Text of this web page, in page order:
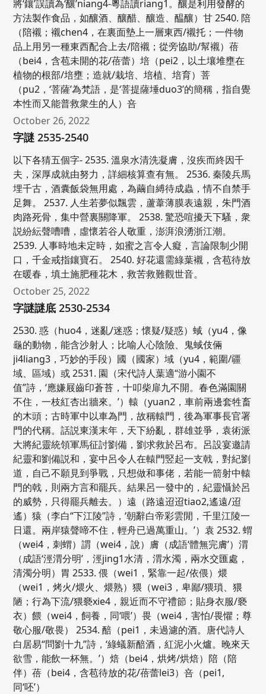
將‘鑲’誤讀為‘釀’niang4-粵語讀riang1。釀是利用發酵的
方法製作食品，如釀酒、釀醋、釀造、醖釀）甘 2540. 陪
（陪襯；襯chen4，在裏面墊上一層東西/襯托；一件物
品上用另一種東西配合上去/陪襯；從旁協助/幫襯）蓓
（bei4，含苞未開的花/蓓蕾）培（pei2，以土壤堆壅在
植物的根部/培壅；造就/栽培、培植、培育）菩
（pu2，‘菩薩’為梵語，是‘菩提薩埵duo3’的簡稱，指自覺
本性而又能普救衆生的人）咅
October 26, 2022
字謎 2535-2540
以下各猜五個字- 2535. 溫泉水清洗凝膚，沒疾而終因千
夫，深厚成就由努力，詳細核算查有無。 2536. 秦陵兵馬
埋千古，酒囊飯袋無用處，為繭自縛待成蟲，情不自禁手
足舞。 2537. 人生若夢似飄雲，蘆葦薄膜表遠親，朱門酒
肉路死骨，集中營裏關降軍。 2538. 驚恐喧擾天下騷，衆
説紛紜聲嘈嘈，虛懷若谷人敬重，澎湃浪湧浙江潮。
2539. 人事時地未定時，如蜜之言令人癡，言論限制少開
口，千金戒指鑲寶石。 2540. 好花還需綠葉襯，含苞待放
在暖春，填土施肥種花木，救苦救難觀世音。
October 25, 2022
字謎謎底 2530-2534
2530. 惑（huo4，迷亂/迷惑；懷疑/疑惑）蜮（yu4，像
龜的動物，能含沙射人；比喻人心陰險、鬼蜮伎倆
ji4liang3，巧妙的手段）國（國家）域（yu4，範圍/疆
域、區域）或 2531. 園（宋代詩人葉適“游小園不
值”詩，‘應嫌屐齒印蒼苔，十叩柴扉九不開。春色滿園關
不住，一枝紅杏出牆來。’）轅（yuan2，車前兩邊套牲畜
的木頭；古時軍中以車為門，故稱轅門，後為軍事長官署
門的代稱。話説東漢末年，天下紛亂，群雄並爭，袁術派
大將紀靈統領軍馬征討劉備，劉求救於呂布。呂設宴邀請
紀靈和劉備説和，宴中呂令人在轅門竪起一支戟，對紀劉
道，自己不願見到爭戰，只想做和事佬，若能一箭射中轅
門的戟，則兩方言和罷兵。結果呂一發中的，紀靈懾於呂
的威勢，只得罷兵離去。）遠（路遠迢迢tiao2,遙遠/迢
遙）猿（李白“下江陵”詩，‘朝辭白帝彩雲閒，千里江陵一
日還。兩岸猿聲啼不住，輕舟已過萬重山。’）袁 2532. 蝟
（wei4，刺蝟）謂（wei4，說）膚（成語‘體無完膚’）渭
（成語‘涇渭分明’，涇jing1水清，渭水濁，兩水交匯處，
清濁分明）胃 2533. 偎（wei1，緊靠一起/依偎）煨
（wei1，烤火/煨火、煨熟）猥（wei3，卑鄙/猥瑣、猥
陋；行為下流/猥褻xie4，親近而不守禮節；貼身衣服/褻
衣）餵（wei4，飼養，同‘喂’）畏（wei4，害怕/畏懼；尊
敬心服/敬畏） 2534. 醅（pei1，未過濾的酒。唐代詩人
白居易“問劉十九”詩，‘綠蟻新醅酒，紅泥小火爐。晚來天
欲雪，能飲一杯無。’）焙（bei4，烘烤/烘焙）陪（陪
伴）蓓（bei4，含苞待放的花/蓓蕾lei3）咅（pei1,
同‘呸’）